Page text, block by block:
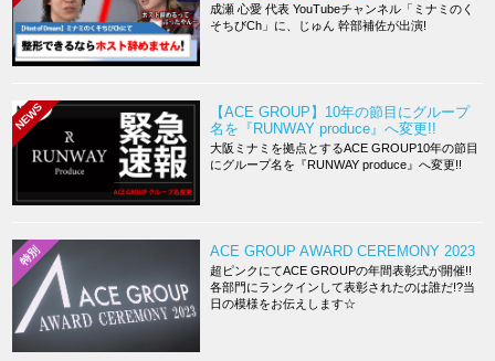
成瀬 心愛 代表 YouTubeチャンネル「ミナミのく
そちびCh」に、じゅん 幹部補佐が出演!
NEWS
【ACE GROUP】10年の節目にグループ
名を『RUNWAY produce』へ変更!!
大阪ミナミを拠点とするACE GROUP10年の節目
にグループ名を『RUNWAY produce』へ変更!!
特別 ACE GROUP AWARD CEREMONY 2023
超ピンクにてACE GROUPの年間表彰式が開催!!
各部門にランクインして表彰されたのは誰だ!?当
日の模様をお伝えします☆